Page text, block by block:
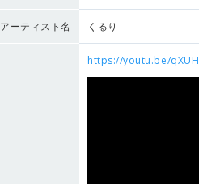
アーティスト名 くるり
https://youtu.be/